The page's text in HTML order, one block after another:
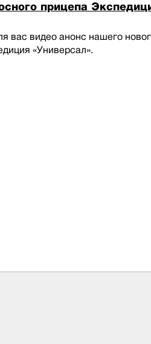
прицепа
вас видео анонс нашего
«Универсал».